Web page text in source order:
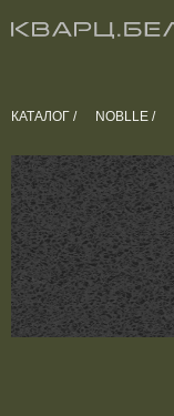
КАТАЛОГ / NOBLLE /